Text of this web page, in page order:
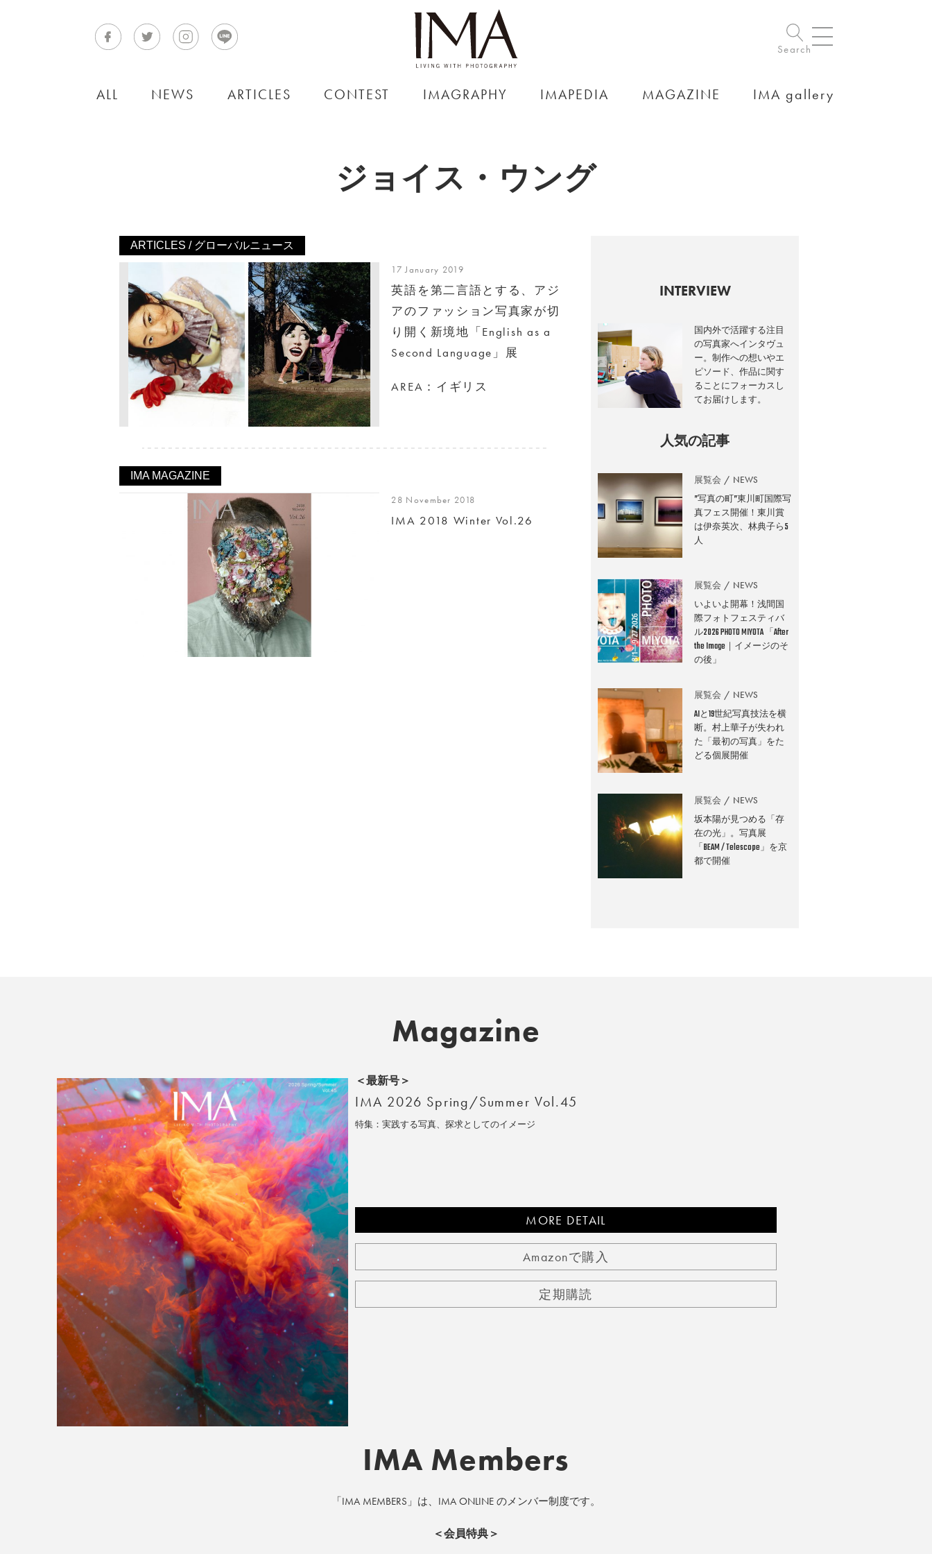
Search
ALL NEWS ARTICLES CONTEST IMAGRAPHY IMAPEDIA MAGAZINE IMA gallery
ジョイス・ウング
ARTICLES / グローバルニュース
17 January 2019
英語を第二言語とする、アジ
アのファッション写真家が切
り開く新境地「English as a
Second Language」展
AREA：イギリス
IMA MAGAZINE
28 November 2018
IMA 2018 Winter Vol.26
INTERVIEW
国内外で活躍する注目
の写真家へインタヴュ
ー。制作への想いやエ
ピソード、作品に関す
ることにフォーカスし
てお届けします。
人気の記事
展覧会 NEWS
”写真の町”東川町国際写
真フェス開催！東川賞
は伊奈英次、林典子ら5
人
展覧会 NEWS
いよいよ開幕！浅間国
際フォトフェスティバ
ル2026 PHOTO MIYOTA 「After
the Image｜イメージのそ
の後」
展覧会 NEWS
AIと19世紀写真技法を横
断。村上華子が失われ
た「最初の写真」をた
どる個展開催
展覧会 NEWS
坂本陽が見つめる「存
在の光」。写真展
「BEAM / Telescope」を京
都で開催
Magazine
>>全国の取り扱い店舗
＜最新号＞
IMA 2026 Spring/Summer Vol.45
特集：実践する写真、探求としてのイメージ
MORE DETAIL
Amazonで購入
定期購読
IMA Members
「IMA MEMBERS」は、IMA ONLINE のメンバー制度です。
＜会員特典＞